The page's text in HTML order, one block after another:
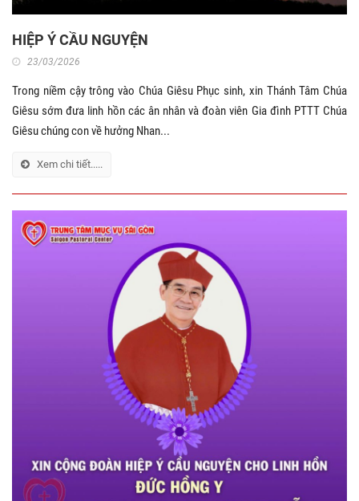
HIỆP Ý CẦU NGUYỆN
23/03/2026
Trong niềm cậy trông vào Chúa Giêsu Phục sinh, xin Thánh Tâm Chúa
Giêsu sớm đưa linh hồn các ân nhân và đoàn viên Gia đình PTTT Chúa
Giêsu chúng con về hưởng Nhan...
Xem chi tiết.....